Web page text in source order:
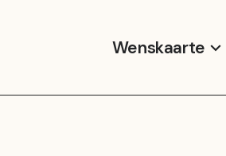
Wenskaarte